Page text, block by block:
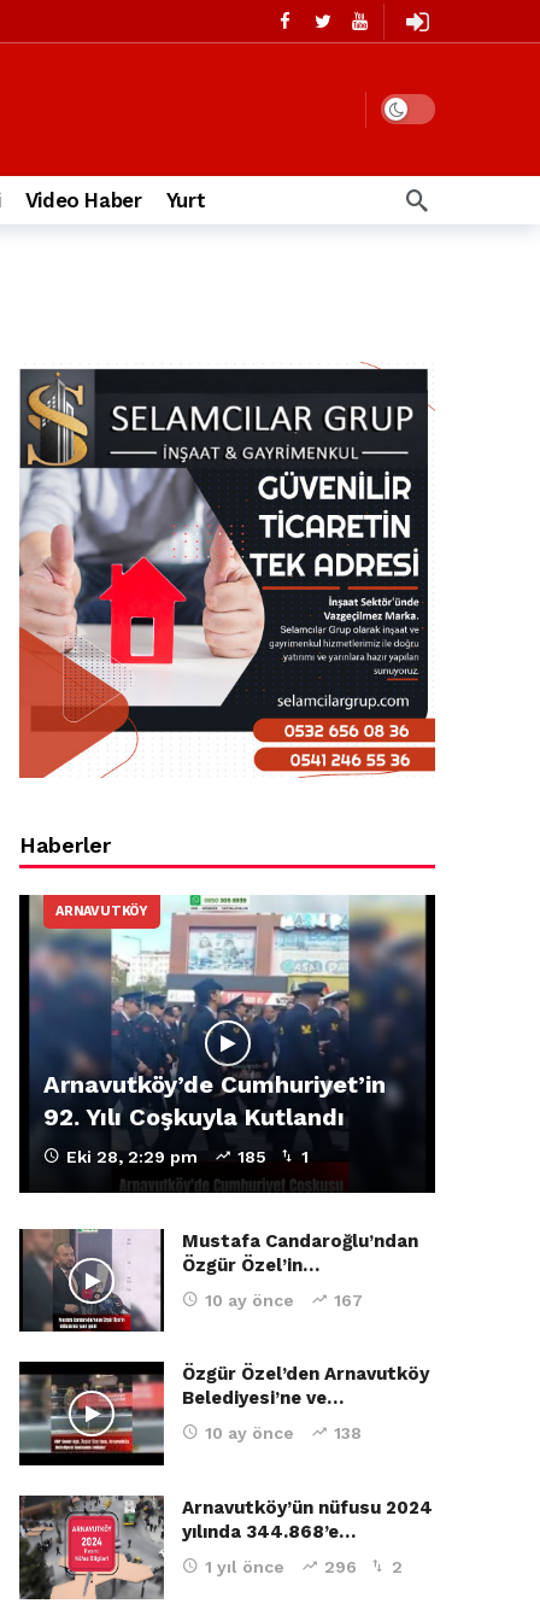
Video Haber Yurt
Haberler
ARNAVUTKÖY
Arnavutköy’de Cumhuriyet’in
92. Yılı Coşkuyla Kutlandı
Eki 28, 2:29 pm 185 1
Mustafa Candaroğlu’ndan
Özgür Özel’in…
10 ay önce 167
Özgür Özel’den Arnavutköy
Belediyesi’ne ve…
10 ay önce 138
Arnavutköy’ün nüfusu 2024
yılında 344.868’e…
1 yıl önce 296 2